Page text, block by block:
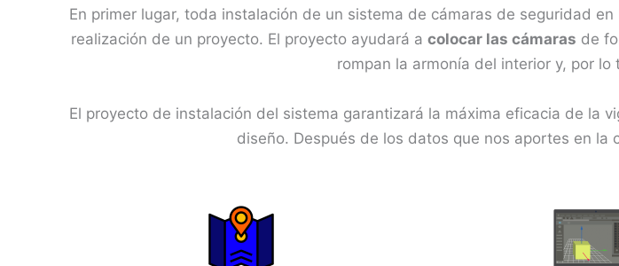
En primer lugar, toda instalación de un sistema de cámaras de seguridad
realización de un proyecto. El proyecto ayudará a colocar las cámaras de
rompan la armonía del interior y, por lo
El proyecto de instalación del sistema garantizará la máxima eficacia de la
diseño. Después de los datos que nos aportes en la